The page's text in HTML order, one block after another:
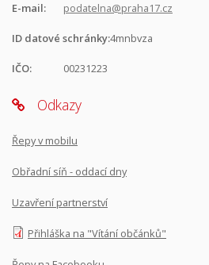
E-mail: podatelna@praha17.cz
ID datové schránky:4mnbvza
IČO: 00231223
Odkazy
Řepy v mobilu
Obřadní síň - oddací dny
Uzavření partnerství
Přihláška na "Vítání občánků"